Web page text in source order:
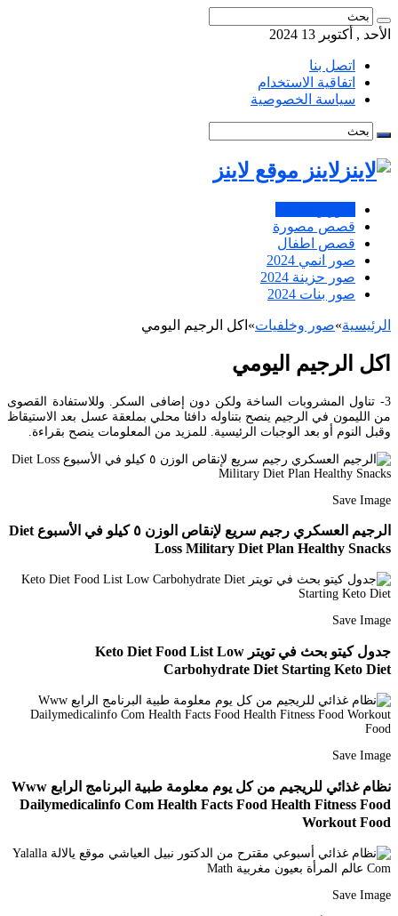
الأحد , أكتوبر 13 2024
اتصل بنا
اتفاقية الاستخدام
سياسة الخصوصية
لاينز موقع لاينز
قصص مصورة
قصص اطفال
صور انمي 2024
صور حزينة 2024
صور بنات 2024
الرئيسية»صور وخلفيات» اكل الرجيم اليومي
اكل الرجيم اليومي
3- تناول المشروبات الساخة ولكن دون إضافى السكر. وللاستفادة القصوى
من الليمون في الرجيم ينصح بتناوله دافئا محلي بملعقة عسل بعد الاستيقاظ
وقبل النوم أو بعد الوجبات الرئيسية. للمزيد من المعلومات ينصح بقراءة.
Save Image
الرجيم العسكري رجيم سريع لإنقاص الوزن ٥ كيلو في الأسبوع Diet
Loss Military Diet Plan Healthy Snacks
Save Image
جدول كيتو بحث في تويتر Keto Diet Food List Low
Carbohydrate Diet Starting Keto Diet
Save Image
نظام غذائي للريجيم من كل يوم معلومة طبية البرنامج الرابع Www
Dailymedicalinfo Com Health Facts Food Health Fitness Food
Workout Food
Save Image